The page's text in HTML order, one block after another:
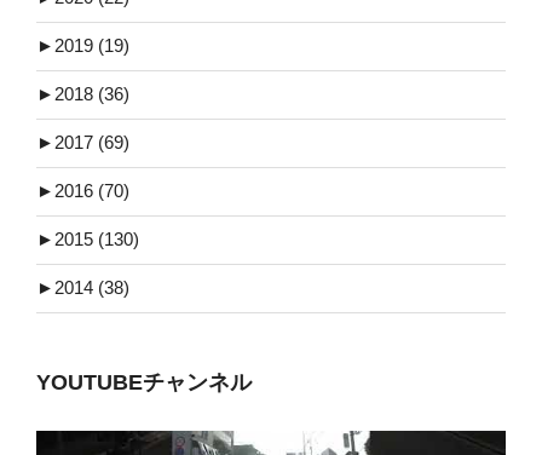
► 2019 (19)
► 2018 (36)
► 2017 (69)
► 2016 (70)
► 2015 (130)
► 2014 (38)
YOUTUBEチャンネル